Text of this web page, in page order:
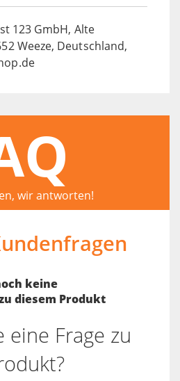
123 GmbH, Alte
Weeze, Deutschland,
wir antworten!
keine
diesem Produkt
eine Frage zu